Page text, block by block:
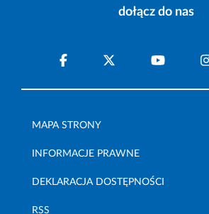
dołącz do nas
MAPA STRONY
INFORMACJE PRAWNE
DEKLARACJA DOSTĘPNOŚCI
RSS